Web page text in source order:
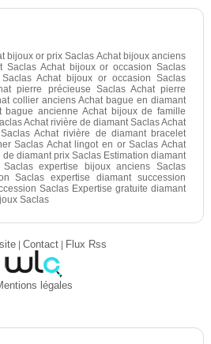
bijoux or prix Saclas Achat bijoux anciens
Saclas Achat bijoux or occasion Saclas
Achat bijoux or occasion Saclas
pierre précieuse Saclas Achat pierre
collier anciens Achat bague en diamant
bague ancienne Achat bijoux de famille
Achat rivière de diamant Saclas Achat
Achat rivière de diamant bracelet
Saclas Achat lingot en or Saclas Achat
diamant prix Saclas Estimation diamant
expertise bijoux anciens Saclas
Saclas expertise diamant succession
Saclas Expertise gratuite diamant
Saclas
| Contact| Flux Rss
légales